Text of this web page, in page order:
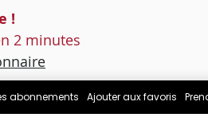
!
2 minutes
abonnements Ajouter aux favoris